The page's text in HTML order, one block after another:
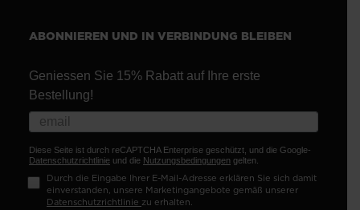
ABONNIEREN UND IN VERBINDUNG BLEIBEN
Geniessen Sie 15% Rabatt auf Ihre erste
Bestellung!
Diese Seite ist durch reCAPTCHA Enterprise geschützt, und die Google-
Datenschutzrichtlinie und die Nutzungsbedingungen gelten.
Durch die Eingabe Ihrer E-Mail-Adresse erklären Sie sich damit
einverstanden, unsere Marketingangebote gemäß unserer
Datenschutzrichtlinie zu erhalten.